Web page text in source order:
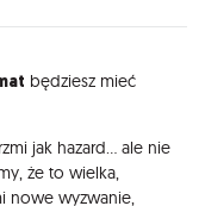
będziesz mieć
jak hazard… ale nie
że to wielka,
nowe wyzwanie,